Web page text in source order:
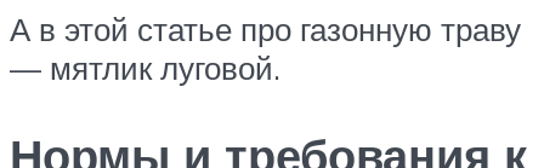
А в этой статье про газонную траву
— мятлик луговой.
Нормы и требования к